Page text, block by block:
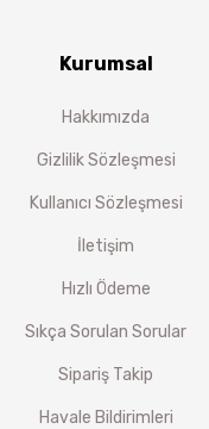
Kurumsal
Hakkımızda
Gizlilik Sözleşmesi
Kullanıcı Sözleşmesi
İletişim
Hızlı Ödeme
Sıkça Sorulan Sorular
Sipariş Takip
Havale Bildirimleri